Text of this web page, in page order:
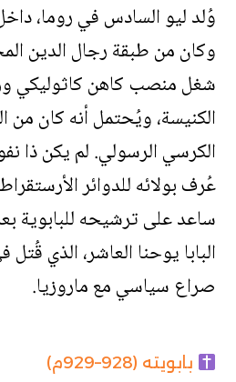
وُلد ليو السادس في روما، داخل
وكان من طبقة رجال الدين
شغل منصب كاهن كاثوليكي
الكنيسة، ويُحتمل أنه كان من
الكرسي الرسولي. لم يكن ذا
عُرف بولائه للدوائر
ساعد على ترشيحه للبابوية
البابا يوحنا العاشر، الذي
صراع سياسي مع ماروزيا.
بابويته (928–929م)